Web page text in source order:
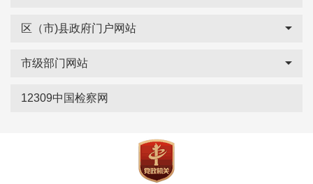
区（市)县政府门户网站
市级部门网站
12309中国检察网